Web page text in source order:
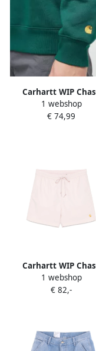
Carhartt WIP
Sweatshirt Men
Sweaters groen
1 webshop
€ 74,99
Carhartt WIP
zwembroek Roze
1 webshop
€ 82,-